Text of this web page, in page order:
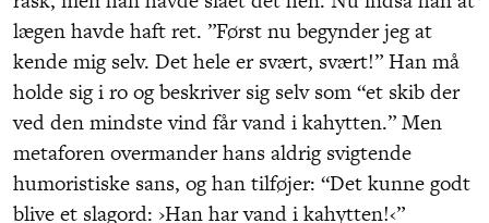
lægen havde haft ret. ”Først nu begynder jeg at
kende mig selv. Det hele er svært, svært!” Han må
holde sig i ro og beskriver sig selv som “et skib der
ved den mindste vind får vand i kahytten.” Men
metaforen overmander hans aldrig svigtende
humoristiske sans, og han tilføjer: “Det kunne godt
blive et slagord: ›Han har vand i kahytten!‹”